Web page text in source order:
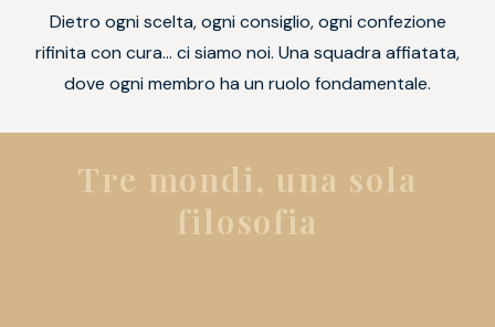
Dietro ogni scelta, ogni consiglio, ogni confezione
rifinita con cura… ci siamo noi. Una squadra affiatata,
dove ogni membro ha un ruolo fondamentale.
Tre mondi, una sola
filosofia